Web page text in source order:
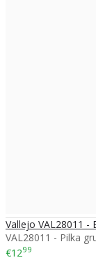
Vallejo VAL28011 -
VAL28011 - Pilka
€1299